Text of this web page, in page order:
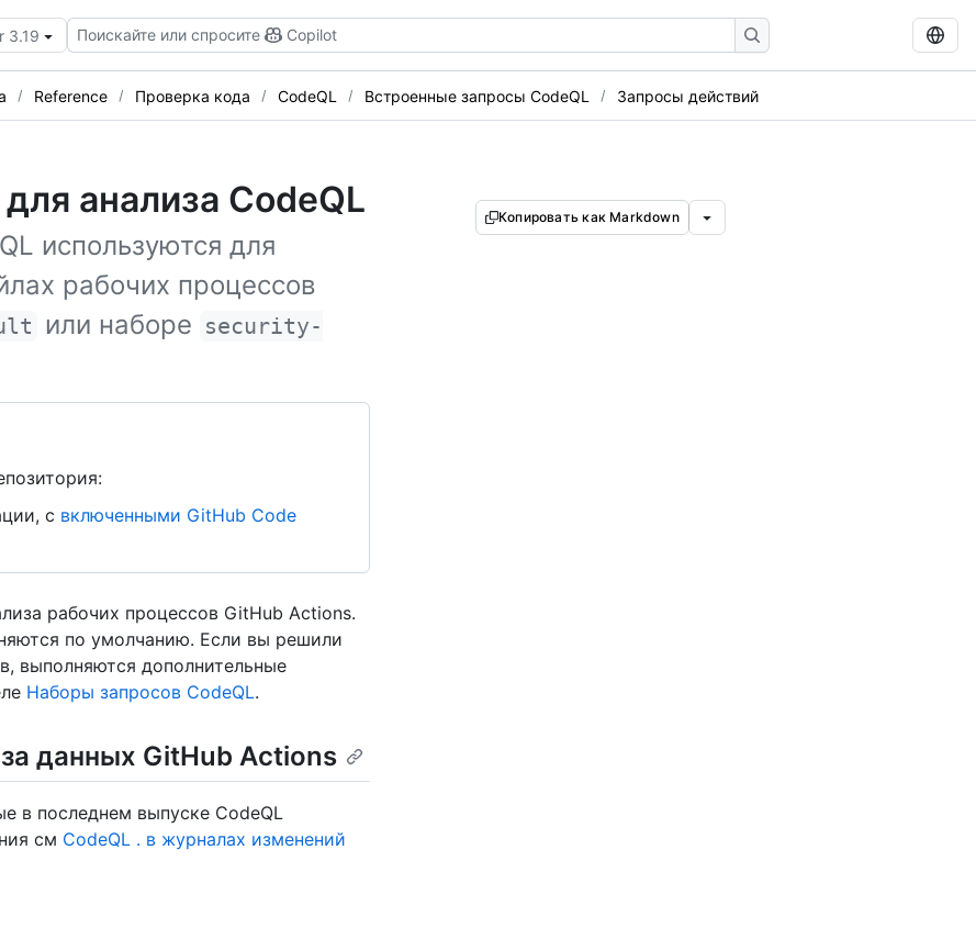
3.19 Поискайте или спросите Copilot
Reference Проверка кода CodeQL Встроенные запросы CodeQL Запросы действий
анализа CodeQL
используются для
рабочих процессов
или наборе security-
с включенными GitHub Code
Копировать как Markdown
рабочих процессов GitHub Actions.
по умолчанию. Если вы решили
выполняются дополнительные
Наборы запросов CodeQL.
данных GitHub Actions
в последнем выпуске CodeQL
см CodeQL . в журналах изменений